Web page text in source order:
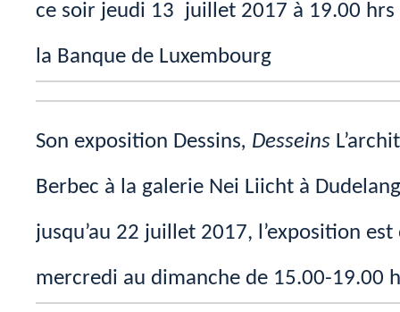
ce soir jeudi 13 juillet 2017 à 19.00 hrs
la Banque de Luxembourg
Son exposition Dessins, Desseins
Berbec à la galerie Nei Liicht à
jusqu’au 22 juillet 2017, l’exposition
mercredi au dimanche de 15.00-19.00